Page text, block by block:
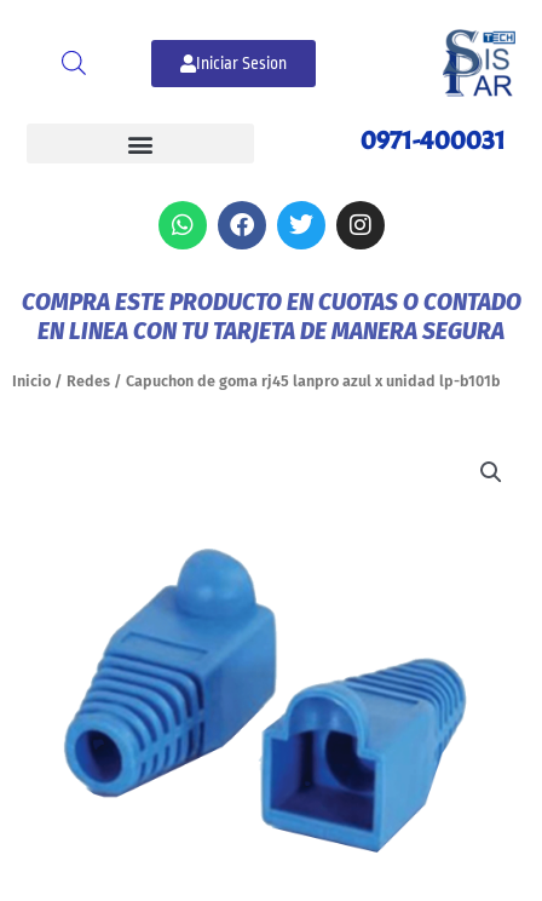
contenido
Iniciar Sesion
0971-400031
W
h
s
a
p
F
a
b
o
k
T
w
t
e
I
n
a
g
a
COMPRA ESTE PRODUCTO EN CUOTAS O CONTADO
EN LINEA CON TU TARJETA DE MANERA SEGURA
Inicio / Redes / Capuchon de goma rj45 lanpro azul x unidad lp-b101b